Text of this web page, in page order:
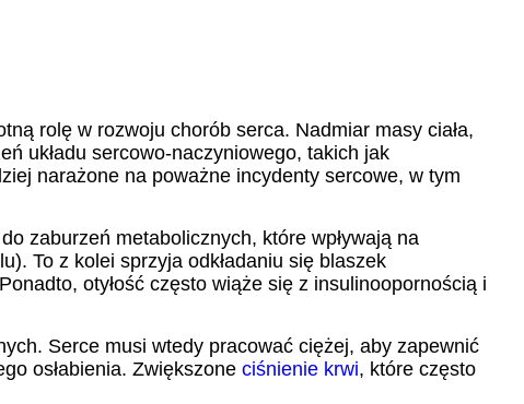
rolę w rozwoju chorób serca. Nadmiar masy ciała,
układu sercowo-naczyniowego, takich jak
narażone na poważne incydenty sercowe, w tym
zaburzeń metabolicznych, które wpływają na
To z kolei sprzyja odkładaniu się blaszek
otyłość często wiąże się z insulinoopornością i
Serce musi wtedy pracować ciężej, aby zapewnić
osłabienia. Zwiększone ciśnienie krwi, które często